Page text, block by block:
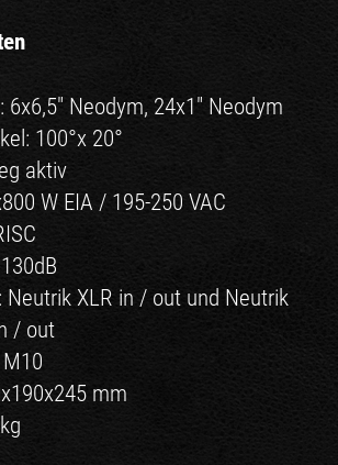
6x6,5" Neodym, 24x1" Neodym
100°x 20°
aktiv
W EIA / 195-250 VAC
Neutrik XLR in / out und Neutrik
/ out
mm